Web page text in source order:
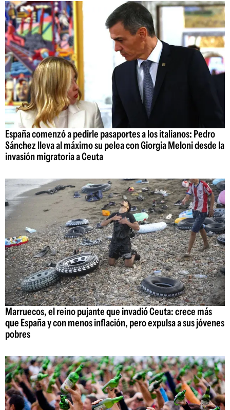
España comenzó a pedirle pasaportes a los italianos: Pedro
Sánchez lleva al máximo su pelea con Giorgia Meloni desde la
invasión migratoria a Ceuta
Marruecos, el reino pujante que invadió Ceuta: crece más
que España y con menos inflación, pero expulsa a sus jóvenes
pobres